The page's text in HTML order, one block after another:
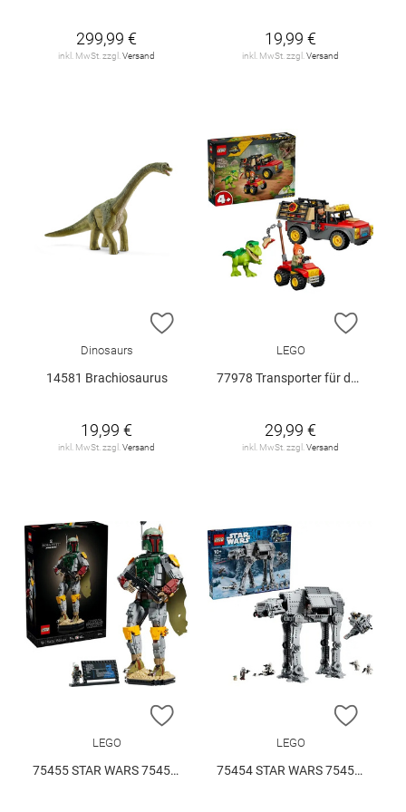
299,99 €
inkl. MwSt. zzgl. Versand
19,99 €
inkl. MwSt. zzgl. Versand
ZUR WUNSCHLISTE HINZUFÜGEN
Dinosaurs
14581 Brachiosaurus
19,99 €
inkl. MwSt. zzgl.Versand
ZUR
LEGO
77978 Transporter für den Jungen T.. V29
29,99 €
inkl. MwSt. zzgl.Versand
ZUR WUNSCHLISTE HINZUFÜGEN
LEGO
75455 STAR WARS 75455 V29
ZUR
LEGO
75454 STAR WARS 75454 V29